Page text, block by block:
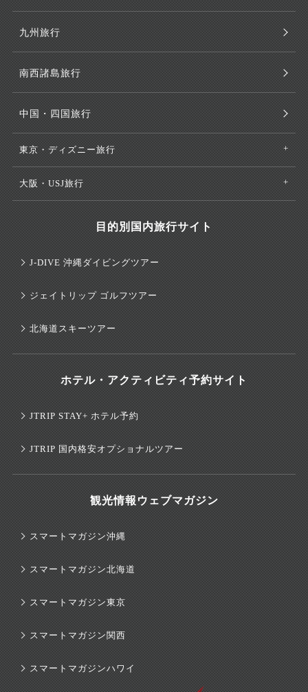
九州旅行
南西諸島旅行
中国・四国旅行
東京・ディズニー旅行
大阪・USJ旅行
目的別国内旅行サイト
J-DIVE 沖縄ダイビングツアー
ジェイトリップ ゴルフツアー
北海道スキーツアー
ホテル・アクティビティ予約サイト
JTRIP STAY+ ホテル予約
JTRIP 国内格安オプショナルツアー
観光情報ウェブマガジン
スマートマガジン沖縄
スマートマガジン北海道
スマートマガジン東京
スマートマガジン関西
スマートマガジンハワイ